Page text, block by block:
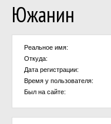
Южанин
Реальное имя:
Откуда:
Дата регистрации:
Время у пользователя:
Был на сайте: